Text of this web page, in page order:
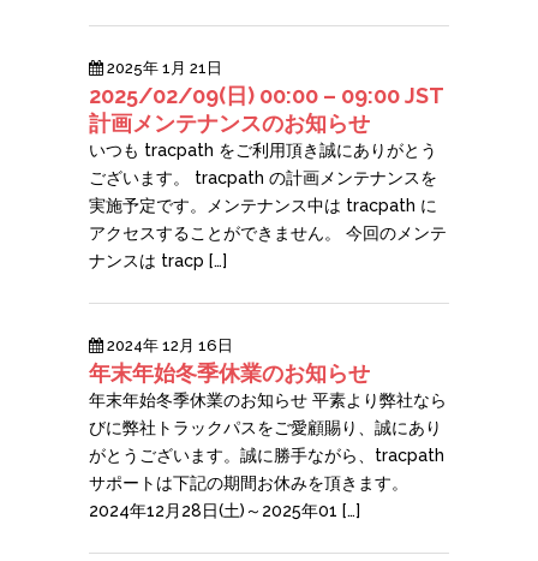
2025年 1月 21日
2025/02/09(日) 00:00 – 09:00 JST
計画メンテナンスのお知らせ
いつも tracpath をご利用頂き誠にありがとう
ございます。 tracpath の計画メンテナンスを
実施予定です。メンテナンス中は tracpath に
アクセスすることができません。 今回のメンテ
ナンスは tracp […]
2024年 12月 16日
年末年始冬季休業のお知らせ
年末年始冬季休業のお知らせ 平素より弊社なら
びに弊社トラックパスをご愛顧賜り、誠にあり
がとうございます。誠に勝手ながら、tracpath
サポートは下記の期間お休みを頂きます。
2024年12月28日(土)～2025年01 […]